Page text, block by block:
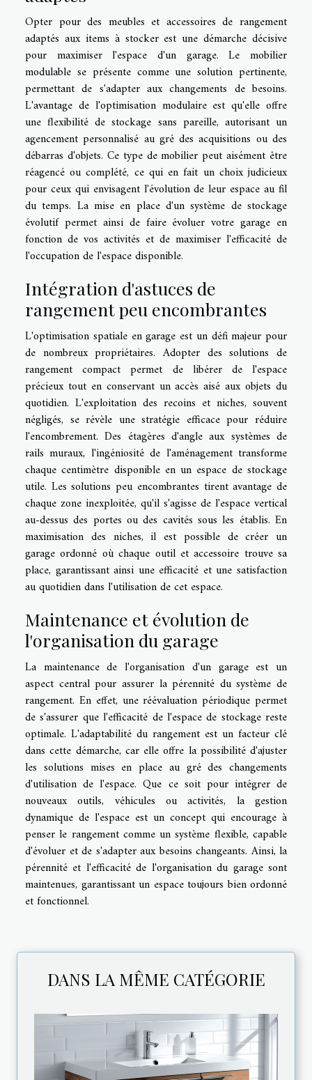
Opter pour des meubles et accessoires de rangement
adaptés aux items à stocker est une démarche décisive
pour maximiser l'espace d'un garage. Le mobilier
modulable se présente comme une solution pertinente,
permettant de s'adapter aux changements de besoins.
L'avantage de l'optimisation modulaire est qu'elle offre
une flexibilité de stockage sans pareille, autorisant un
agencement personnalisé au gré des acquisitions ou des
débarras d'objets. Ce type de mobilier peut aisément être
réagencé ou complété, ce qui en fait un choix judicieux
pour ceux qui envisagent l'évolution de leur espace au fil
du temps. La mise en place d'un système de stockage
évolutif permet ainsi de faire évoluer votre garage en
fonction de vos activités et de maximiser l'efficacité de
l'occupation de l'espace disponible.
Intégration d'astuces de
rangement peu encombrantes
L'optimisation spatiale en garage est un défi majeur pour
de nombreux propriétaires. Adopter des solutions de
rangement compact permet de libérer de l'espace
précieux tout en conservant un accès aisé aux objets du
quotidien. L'exploitation des recoins et niches, souvent
négligés, se révèle une stratégie efficace pour réduire
l'encombrement. Des étagères d'angle aux systèmes de
rails muraux, l'ingéniosité de l'aménagement transforme
chaque centimètre disponible en un espace de stockage
utile. Les solutions peu encombrantes tirent avantage de
chaque zone inexploitée, qu'il s'agisse de l'espace vertical
au-dessus des portes ou des cavités sous les établis. En
maximisation des niches, il est possible de créer un
garage ordonné où chaque outil et accessoire trouve sa
place, garantissant ainsi une efficacité et une satisfaction
au quotidien dans l'utilisation de cet espace.
Maintenance et évolution de
l'organisation du garage
La maintenance de l'organisation d'un garage est un
aspect central pour assurer la pérennité du système de
rangement. En effet, une réévaluation périodique permet
de s'assurer que l'efficacité de l'espace de stockage reste
optimale. L'adaptabilité du rangement est un facteur clé
dans cette démarche, car elle offre la possibilité d'ajuster
les solutions mises en place au gré des changements
d'utilisation de l'espace. Que ce soit pour intégrer de
nouveaux outils, véhicules ou activités, la gestion
dynamique de l'espace est un concept qui encourage à
penser le rangement comme un système flexible, capable
d'évoluer et de s'adapter aux besoins changeants. Ainsi, la
pérennité et l'efficacité de l'organisation du garage sont
maintenues, garantissant un espace toujours bien ordonné
et fonctionnel.
DANS LA MÊME CATÉGORIE